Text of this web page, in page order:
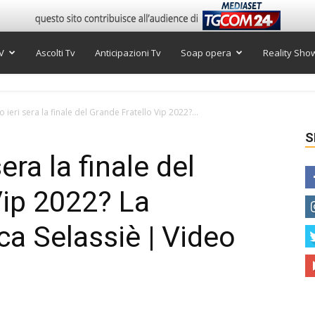
Ascolti Tv Anticipazioni Tv Soap opera Reality
ieri sera la finale del Grande Fratello Vip 2022?...
la finale del
2022? La
Selassiè | Video